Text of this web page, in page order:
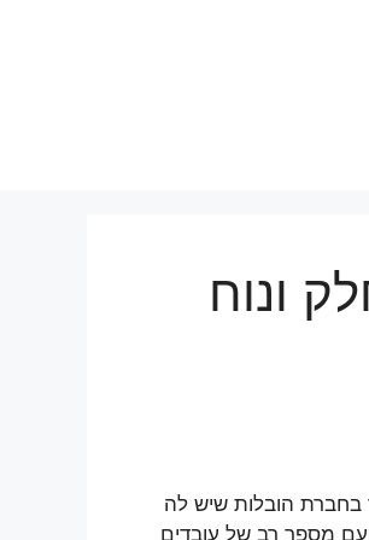
ונוח
בחברת הובלות שיש לה
מספר רב של עובדים